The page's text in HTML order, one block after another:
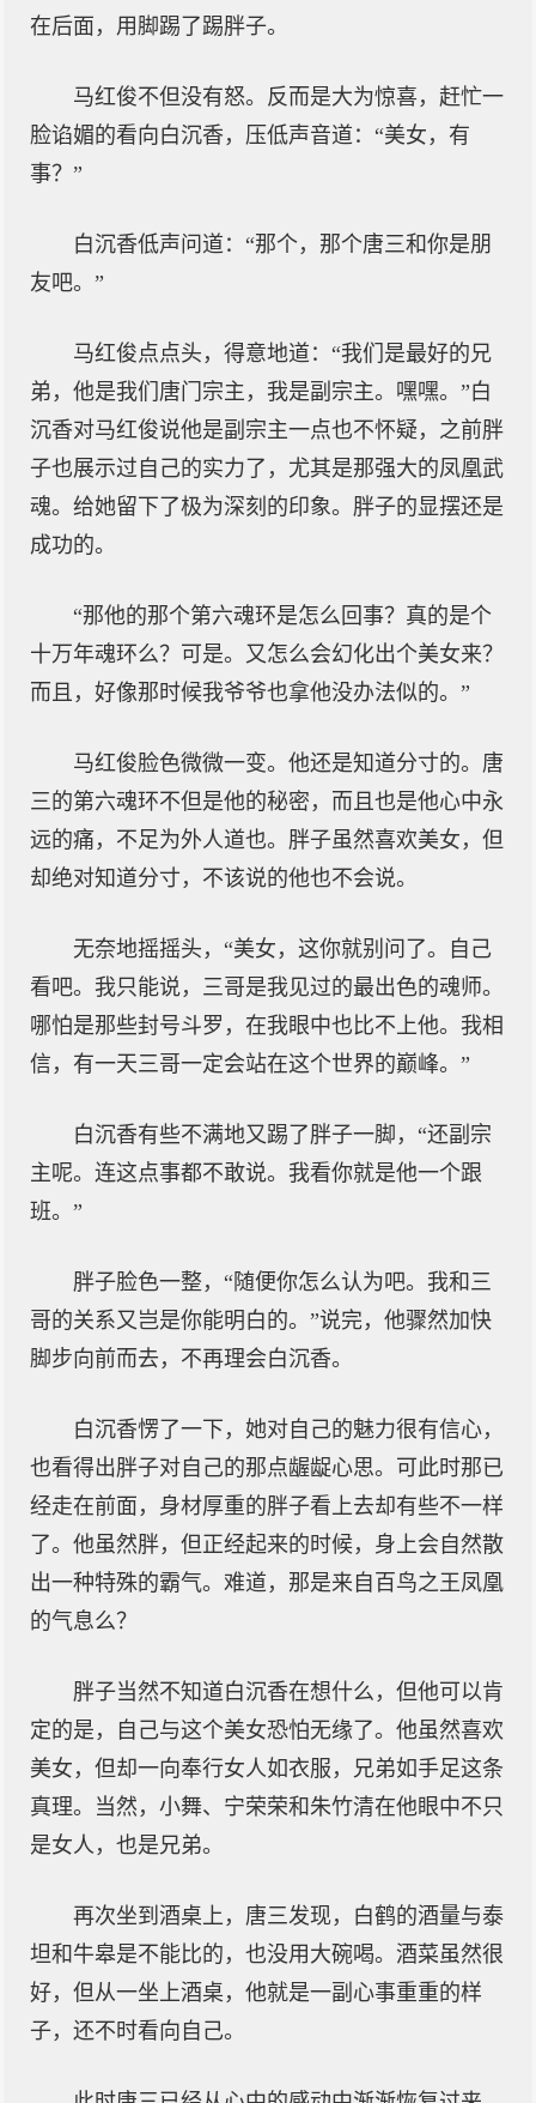
在后面，用脚踢了踢胖子。
马红俊不但没有怒。反而是大为惊喜，赶忙一
脸谄媚的看向白沉香，压低声音道：“美女，有
事？”
白沉香低声问道：“那个，那个唐三和你是朋
友吧。”
马红俊点点头，得意地道：“我们是最好的兄
弟，他是我们唐门宗主，我是副宗主。嘿嘿。”白
沉香对马红俊说他是副宗主一点也不怀疑，之前胖
子也展示过自己的实力了，尤其是那强大的凤凰武
魂。给她留下了极为深刻的印象。胖子的显摆还是
成功的。
“那他的那个第六魂环是怎么回事？真的是个
十万年魂环么？可是。又怎么会幻化出个美女来？
而且，好像那时候我爷爷也拿他没办法似的。”
马红俊脸色微微一变。他还是知道分寸的。唐
三的第六魂环不但是他的秘密，而且也是他心中永
远的痛，不足为外人道也。胖子虽然喜欢美女，但
却绝对知道分寸，不该说的他也不会说。
无奈地摇摇头，“美女，这你就别问了。自己
看吧。我只能说，三哥是我见过的最出色的魂师。
哪怕是那些封号斗罗，在我眼中也比不上他。我相
信，有一天三哥一定会站在这个世界的巅峰。”
白沉香有些不满地又踢了胖子一脚，“还副宗
主呢。连这点事都不敢说。我看你就是他一个跟
班。”
胖子脸色一整，“随便你怎么认为吧。我和三
哥的关系又岂是你能明白的。”说完，他骤然加快
脚步向前而去，不再理会白沉香。
白沉香愣了一下，她对自己的魅力很有信心，
也看得出胖子对自己的那点龌龊心思。可此时那已
经走在前面，身材厚重的胖子看上去却有些不一样
了。他虽然胖，但正经起来的时候，身上会自然散
出一种特殊的霸气。难道，那是来自百鸟之王凤凰
的气息么？
胖子当然不知道白沉香在想什么，但他可以肯
定的是，自己与这个美女恐怕无缘了。他虽然喜欢
美女，但却一向奉行女人如衣服，兄弟如手足这条
真理。当然，小舞、宁荣荣和朱竹清在他眼中不只
是女人，也是兄弟。
再次坐到酒桌上，唐三发现，白鹤的酒量与泰
坦和牛皋是不能比的，也没用大碗喝。酒菜虽然很
好，但从一坐上酒桌，他就是一副心事重重的样
子，还不时看向自己。